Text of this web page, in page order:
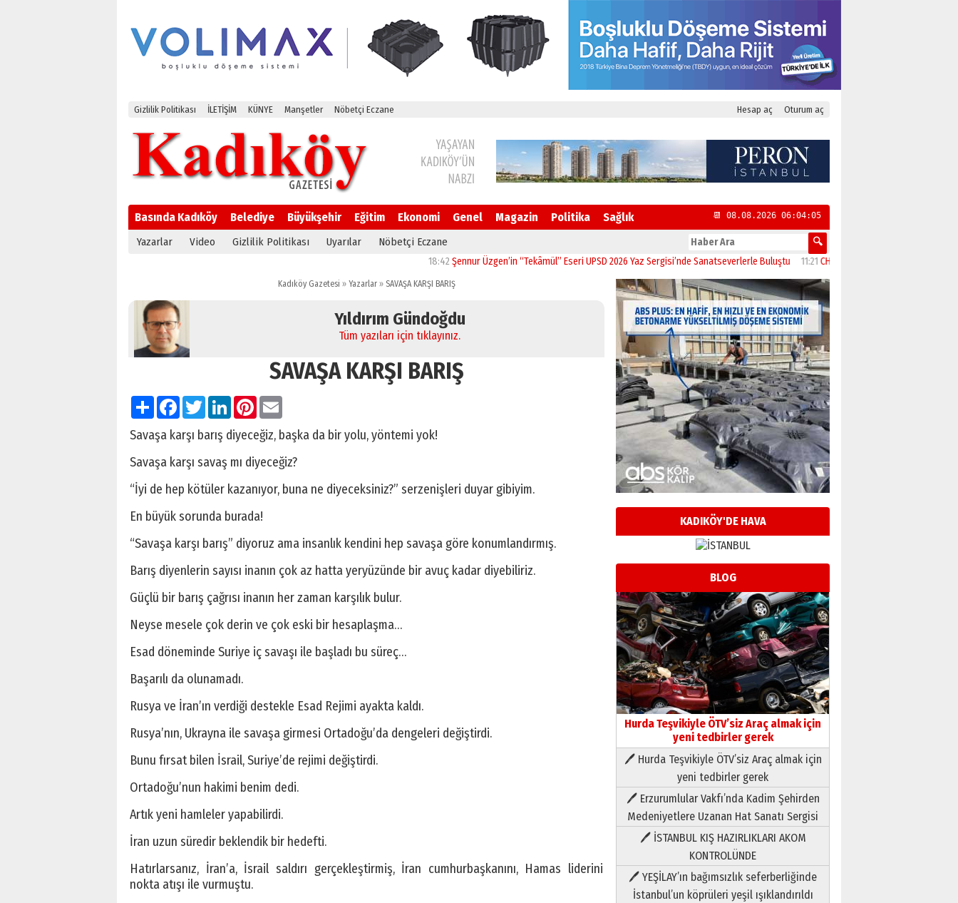
Gizlilik Politikası İLETİŞİM KÜNYE Manşetler Nöbetçi Eczane Hesap aç Oturum aç
Basında Kadıköy Belediye Büyükşehir Eğitim Ekonomi Genel Magazin Politika Sağlık 📆 08.08.2026 06:04:05
Yazarlar Video Gizlilik Politikası Uyarılar Nöbetçi Eczane
Şennur Üzgen’in “Tekâmül” Eseri UPSD 2026 Yaz Sergisi’nde Sanatseverlerle Buluştu 11:21CHP Kadıköy İlçe Başkanlığı’na Yasemin
Kadıköy Gazetesi » Yazarlar »SAVAŞA KARŞI BARIŞ
Yıldırım Gündoğdu
Tüm yazıları için tıklayınız.
SAVAŞA KARŞI BARIŞ
PaylaşFacebook
TwitterLinkedInPinterest
Savaşa karşı barış diyeceğiz, başka da bir yolu, yöntemi yok!
Savaşa karşı savaş mı diyeceğiz?
“İyi de hep kötüler kazanıyor, buna ne diyeceksiniz?” serzenişleri duyar gibiyim.
En büyük sorunda burada!
“Savaşa karşı barış” diyoruz ama insanlık kendini hep savaşa göre konumlandırmış.
Barış diyenlerin sayısı inanın çok az hatta yeryüzünde bir avuç kadar diyebiliriz.
Güçlü bir barış çağrısı inanın her zaman karşılık bulur.
Neyse mesele çok derin ve çok eski bir hesaplaşma…
Esad döneminde Suriye iç savaşı ile başladı bu süreç…
Başarılı da olunamadı.
Rusya ve İran’ın verdiği destekle Esad Rejimi ayakta kaldı.
Rusya’nın, Ukrayna ile savaşa girmesi Ortadoğu’da dengeleri değiştirdi.
Bunu fırsat bilen İsrail, Suriye’de rejimi değiştirdi.
Ortadoğu’nun hakimi benim dedi.
Artık yeni hamleler yapabilirdi.
İran uzun süredir beklendik bir hedefti.
Hatırlarsanız, İran’a, İsrail saldırı gerçekleştirmiş, İran cumhurbaşkanını, Hamas liderini
nokta atışı ile vurmuştu.
KADIKÖY'DE HAVA
BLOG
Hurda Teşvikiyle ÖTV’siz Araç almak için
yeni tedbirler gerek
🖊 Hurda Teşvikiyle ÖTV’siz Araç almak için
yeni tedbirler gerek
🖊 Erzurumlular Vakfı’nda Kadim Şehirden
Medeniyetlere Uzanan Hat Sanatı Sergisi
🖊 İSTANBUL KIŞ HAZIRLIKLARI AKOM
KONTROLÜNDE
🖊 YEŞİLAY’ın bağımsızlık seferberliğinde
İstanbul’un köprüleri yeşil ışıklandırıldı
Neşat YALÇIN
Paranın Aile Kültüründeki Yeri
03 Ağustos 2026 Pazartesi
Yıldırım Gündoğdu
HAVVA’NIN ÜÇ KIZI
09 Temmuz 2026 Perşembe